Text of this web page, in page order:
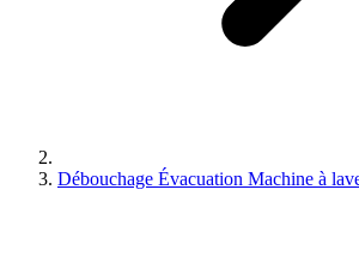
Débouchage Évacuation Machine à